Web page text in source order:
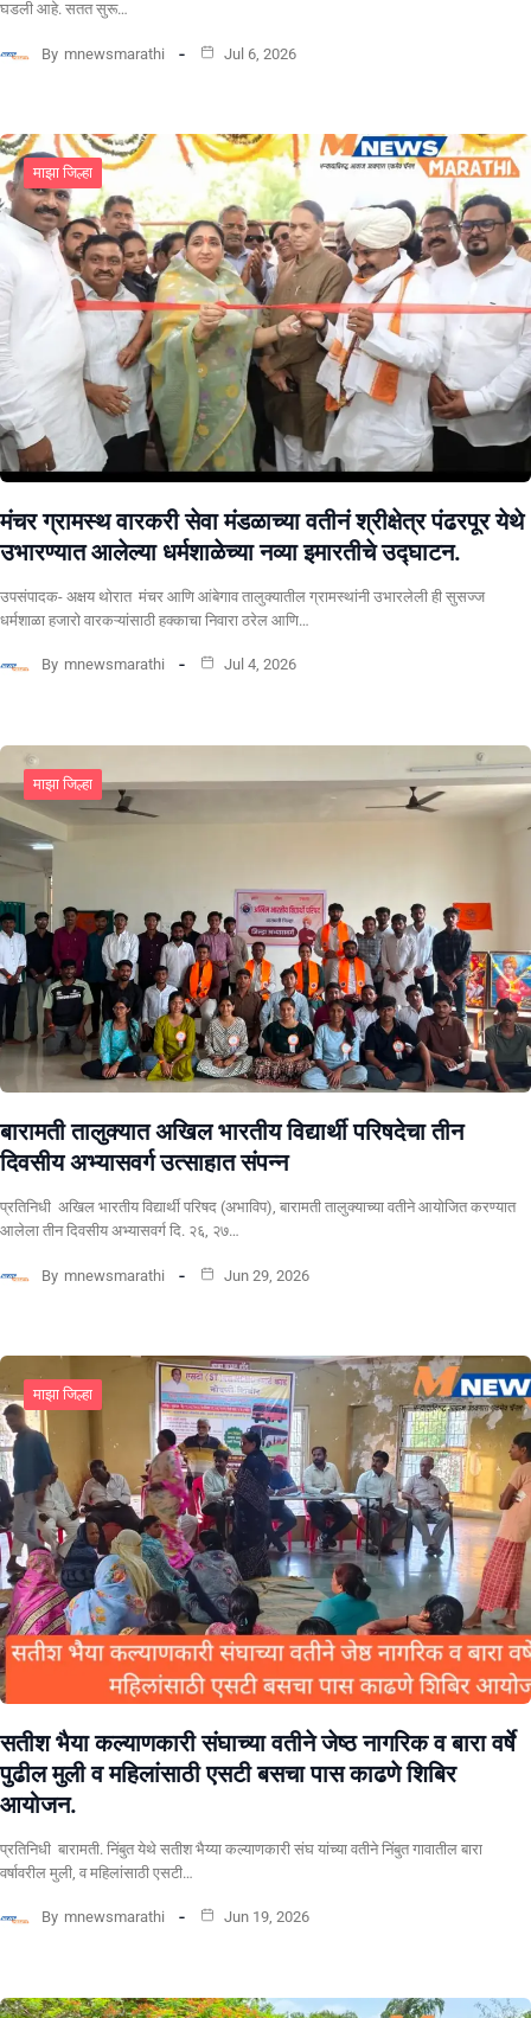
घडली आहे. सतत सुरू…
By mnewsmarathi Jul 6, 2026
माझा जिल्हा
मंचर ग्रामस्थ वारकरी सेवा मंडळाच्या वतीनं श्रीक्षेत्र पंढरपूर येथे
उभारण्यात आलेल्या धर्मशाळेच्या नव्या इमारतीचे उद्घाटन.
उपसंपादक- अक्षय थोरात मंचर आणि आंबेगाव तालुक्यातील ग्रामस्थांनी उभारलेली ही सुसज्ज
धर्मशाळा हजारो वारकऱ्यांसाठी हक्काचा निवारा ठरेल आणि…
By mnewsmarathi Jul 4, 2026
माझा जिल्हा
बारामती तालुक्यात अखिल भारतीय विद्यार्थी परिषदेचा तीन
दिवसीय अभ्यासवर्ग उत्साहात संपन्न
प्रतिनिधी अखिल भारतीय विद्यार्थी परिषद (अभाविप), बारामती तालुक्याच्या वतीने आयोजित करण्यात
आलेला तीन दिवसीय अभ्यासवर्ग दि. २६, २७…
By mnewsmarathi Jun 29, 2026
माझा जिल्हा
सतीश भैया कल्याणकारी संघाच्या वतीने जेष्ठ नागरिक व बारा वर्षे
पुढील मुली व महिलांसाठी एसटी बसचा पास काढणे शिबिर
आयोजन.
प्रतिनिधी बारामती. निंबुत येथे सतीश भैय्या कल्याणकारी संघ यांच्या वतीने निंबुत गावातील बारा
वर्षावरील मुली, व महिलांसाठी एसटी…
By mnewsmarathi Jun 19, 2026